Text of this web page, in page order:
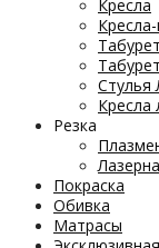
Кресла
Стулья
Кресла
Резка
Покраска
Обивка
Матрасы